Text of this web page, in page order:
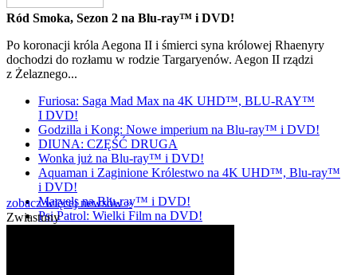
Ród Smoka, Sezon 2 na Blu-ray™ i DVD!
Po koronacji króla Aegona II i śmierci syna królowej Rhaenyry
dochodzi do rozłamu w rodzie Targaryenów. Aegon II rządzi
z Żelaznego...
Furiosa: Saga Mad Max na 4K UHD™, BLU-RAY™
I DVD!
Godzilla i Kong: Nowe imperium na Blu-ray™ i DVD!
DIUNA: CZĘŚĆ DRUGA
Wonka już na Blu-ray™ i DVD!
Aquaman i Zaginione Królestwo na 4K UHD™, Blu-ray™
i DVD!
Marvels na Blu-ray™ i DVD!
Psi Patrol: Wielki Film na DVD!
zobacz więcej newsów »
Zwiastuny